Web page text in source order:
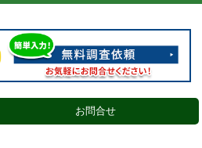
お問合せ